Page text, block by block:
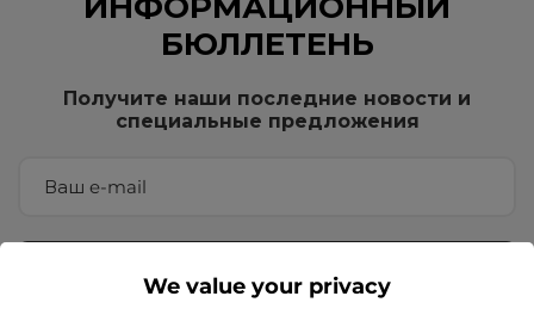
БЮЛЛЕТЕНЬ
Получите наши последние новости и
специальные предложения
We value your privacy